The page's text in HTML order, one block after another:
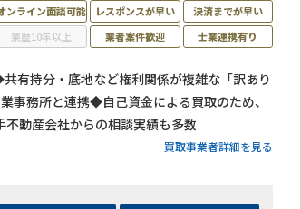
有持分・底地など権利関係が複雑な「訳あり
事務所と連携◆自己資金による買取のため、
動産会社からの相談実績も多数
買取事業者詳細を見る
ンライン面談可能 レスポンスが早い
決済までが早い
業歴10年以上 業者案件歓迎 士業連携有り